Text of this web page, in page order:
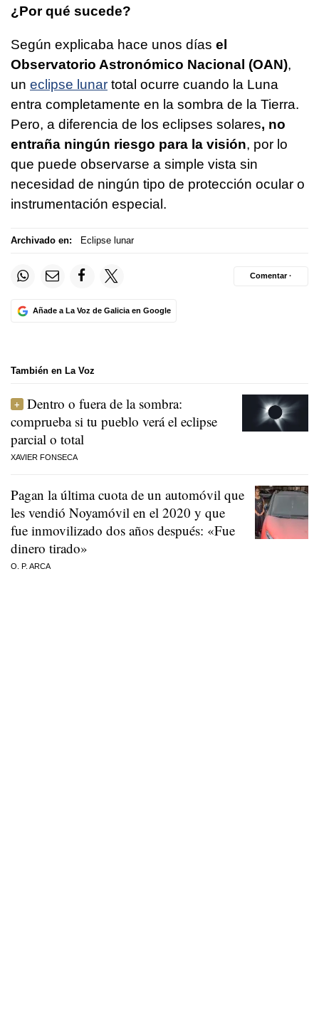
¿Por qué sucede?
Según explicaba hace unos días el
Observatorio Astronómico Nacional (OAN),
un eclipse lunar total ocurre cuando la Luna
entra completamente en la sombra de la Tierra.
Pero, a diferencia de los eclipses solares, no
entraña ningún riesgo para la visión, por lo
que puede observarse a simple vista sin
necesidad de ningún tipo de protección ocular o
instrumentación especial.
Archivado en: Eclipse lunar
Añade a La Voz de Galicia en Google
Comentar ·
También en La Voz
Dentro o fuera de la sombra:
comprueba si tu pueblo verá el eclipse
parcial o total
XAVIER FONSECA
Pagan la última cuota de un automóvil que
les vendió Noyamóvil en el 2020 y que
fue inmovilizado dos años después: «Fue
dinero tirado»
O. P. ARCA